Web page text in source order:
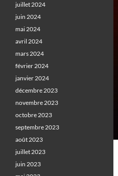
juillet 2024
juin 2024
mai 2024
avril 2024
mars 2024
février 2024
janvier 2024
décembre 2023
novembre 2023
octobre 2023
septembre 2023
août 2023
juillet 2023
juin 2023